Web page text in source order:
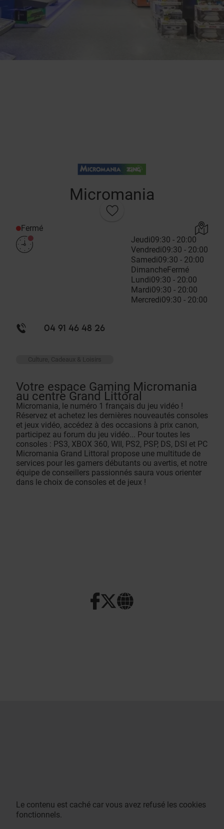
Micromania
Fermé
Jeudi09:30 - 20:00
Vendredi09:30 - 20:00
Samedi09:30 - 20:00
DimancheFermé
Lundi09:30 - 20:00
Mardi09:30 - 20:00
Mercredi09:30 - 20:00
04 91 46 48 26
Culture, Cadeaux & Loisirs
Votre espace Gaming Micromania
au centre Grand Littoral
Micromania, le numéro 1 français du jeu vidéo !
Réservez et achetez les dernières nouveautés consoles
et jeux vidéo, accédez à des occasions à prix canon,
participez au forum du jeu vidéo... Pour toutes les
consoles : PS3, XBOX 360, WII, PS2, PSP, DS, DSI et PC
Micromania Grand Littoral propose une multitude de
services pour les gamers débutants ou avertis, et notre
équipe de conseillers passionnés saura vous orienter
dans le choix de consoles et de jeux !
Le contenu est caché car vous avez refusé les cookies
fonctionnels.